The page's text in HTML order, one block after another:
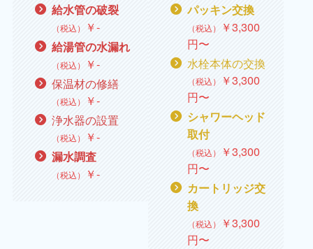
給水管の破裂
（税込） ￥‐
給湯管の水漏れ
（税込） ￥‐
保温材の修繕
（税込） ￥‐
浄水器の設置
（税込） ￥‐
漏水調査
（税込） ￥‐
パッキン交換
（税込） ￥3,300
円〜
水栓本体の交換
（税込） ￥3,300
円〜
シャワーヘッド
取付
（税込） ￥3,300
円〜
カートリッジ交
換
（税込） ￥3,300
円〜